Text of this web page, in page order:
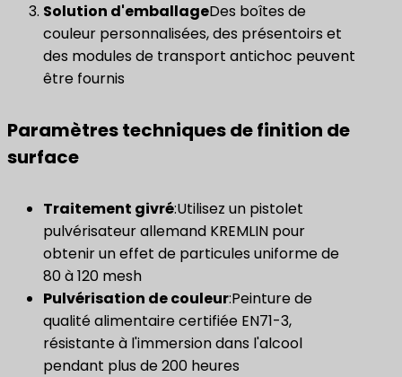
Solution d'emballageDes boîtes de
couleur personnalisées, des présentoirs et
des modules de transport antichoc peuvent
être fournis
Paramètres techniques de finition de
surface
Traitement givré:Utilisez un pistolet
pulvérisateur allemand KREMLIN pour
obtenir un effet de particules uniforme de
80 à 120 mesh
Pulvérisation de couleur:Peinture de
qualité alimentaire certifiée EN71-3,
résistante à l'immersion dans l'alcool
pendant plus de 200 heures